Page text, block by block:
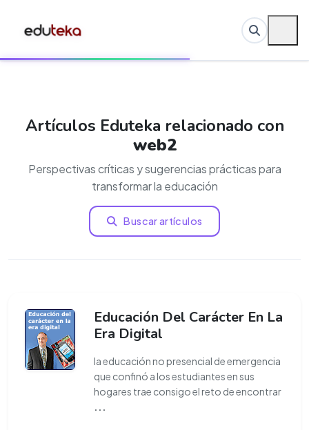
Artículos Eduteka relacionado con
web2
Perspectivas críticas y sugerencias prácticas para
transformar la educación
Buscar artículos
Educación Del Carácter En La
Era Digital
la educación no presencial de emergencia
que confinó a los estudiantes en sus
hogares trae consigo el reto de encontrar
...